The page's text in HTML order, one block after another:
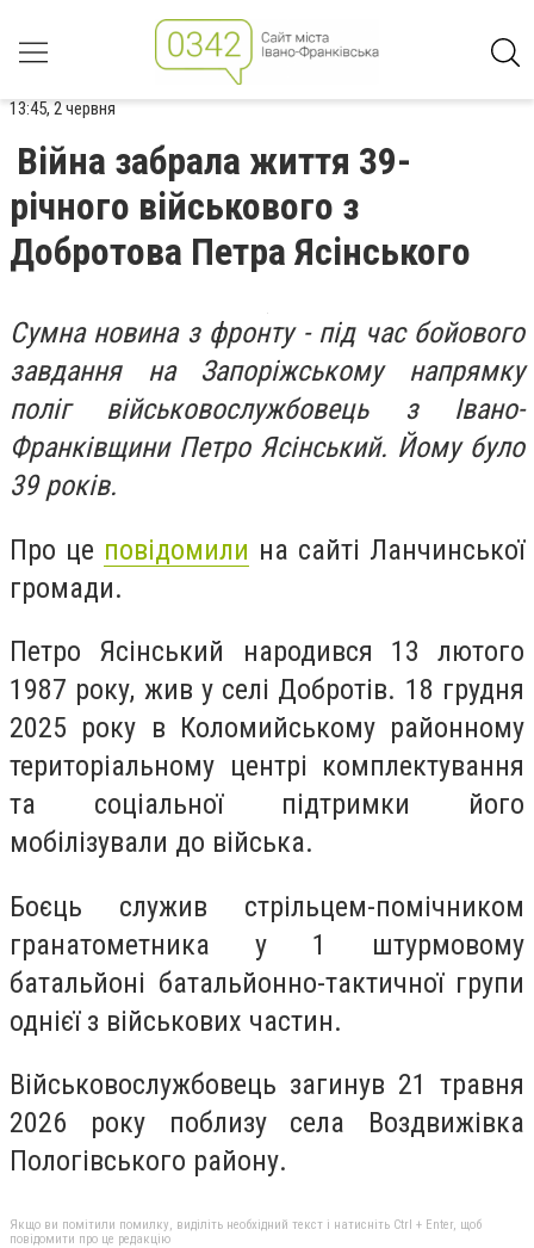
13:45, 2 червня
Війна забрала життя 39-
річного військового з
Добротова Петра Ясінського
Сумна новина з фронту - під час бойового
завдання на Запоріжському напрямку
поліг військовослужбовець з Івано-
Франківщини Петро Ясінський. Йому було
39 років.
Про це повідомили на сайті Ланчинської
громади.
Петро Ясінський народився 13 лютого
1987 року, жив у селі Добротів. 18 грудня
2025 року в Коломийському районному
територіальному центрі комплектування
та соціальної підтримки його
мобілізували до війська.
Боєць служив стрільцем-помічником
гранатометника у 1 штурмовому
батальйоні батальйонно-тактичної групи
однієї з військових частин.
Військовослужбовець загинув 21 травня
2026 року поблизу села Воздвижівка
Пологівського району.
Якщо ви помітили помилку, виділіть необхідний текст і натисніть Ctrl + Enter, щоб
повідомити про це редакцію